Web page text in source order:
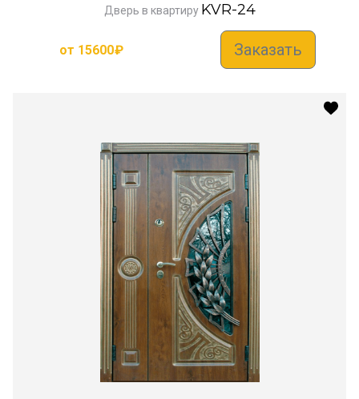
Дверь в квартиру KVR-24
от 15600₽ Заказать